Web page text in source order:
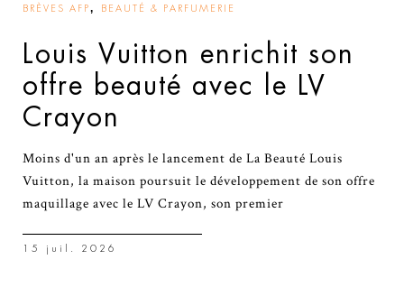
BRÈVES AFP, BEAUTÉ & PARFUMERIE
Louis Vuitton enrichit son
offre beauté avec le LV
Crayon
Moins d'un an après le lancement de La Beauté Louis
Vuitton, la maison poursuit le développement de son offre
maquillage avec le LV Crayon, son premier
15 juil. 2026